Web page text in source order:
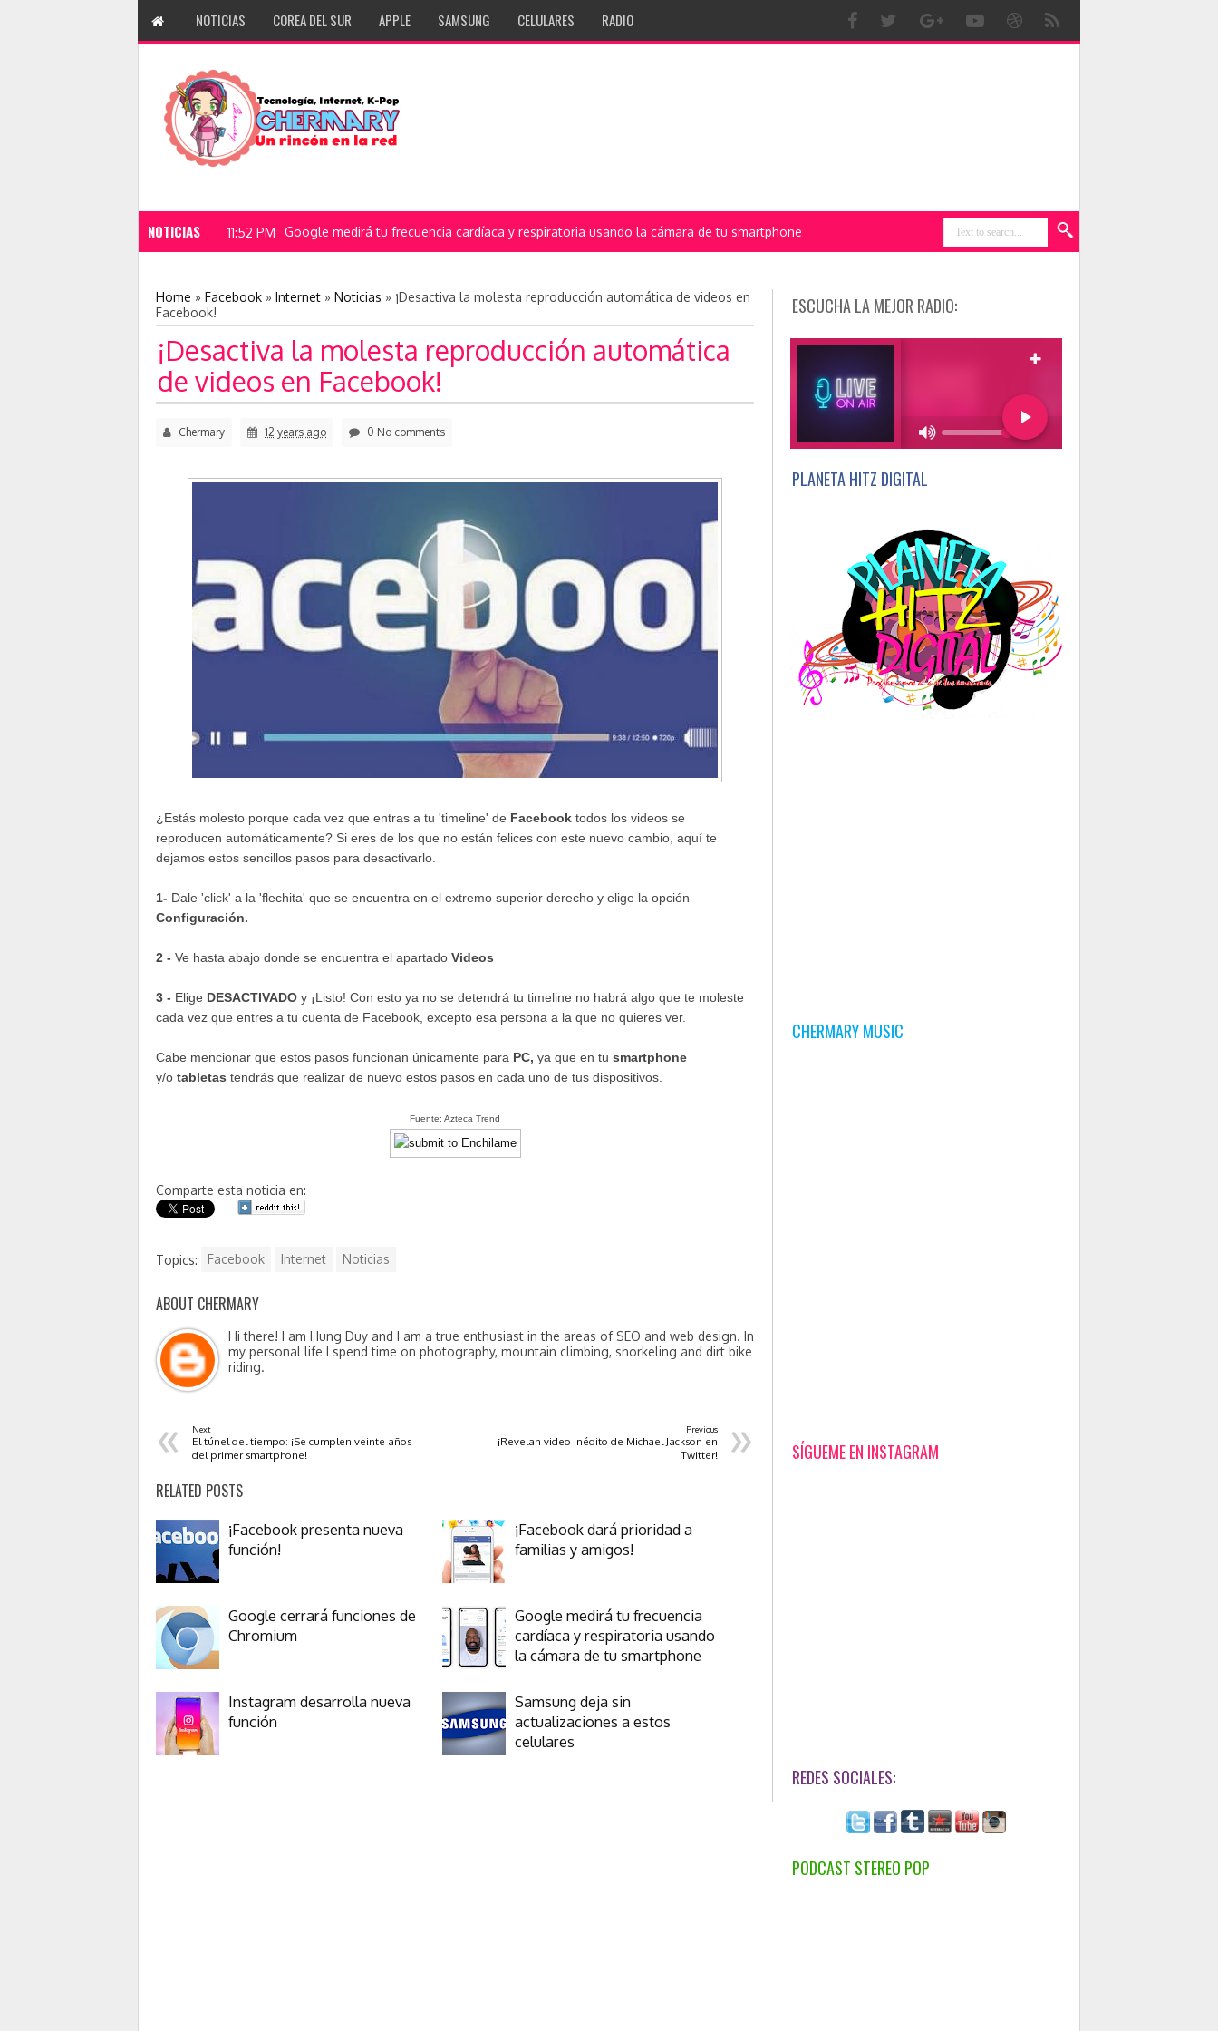
NOTICIAS COREA DEL SUR APPLE SAMSUNG CELULARES RADIO
NOTICIAS 11
Home » Facebook » Internet » Noticias » ¡Desactiva la molesta reproducción automática de videos en
Facebook!
¡Desactiva la molesta reproducción automática
de videos en Facebook!
Chermary 12 years ago 0 No comments
¿Estás molesto porque cada vez que entras a tu 'timeline' de Facebook todos los videos se
reproducen automáticamente? Si eres de los que no están felices con este nuevo cambio, aquí te
dejamos estos sencillos pasos para desactivarlo.
1- Dale 'click' a la 'flechita' que se encuentra en el extremo superior derecho y elige la opción
Configuración.
2 - Ve hasta abajo donde se encuentra el apartado Videos
3 - Elige DESACTIVADO y ¡Listo! Con esto ya no se detendrá tu timeline no habrá algo que te moleste
cada vez que entres a tu cuenta de Facebook, excepto esa persona a la que no quieres ver.
Cabe mencionar que estos pasos funcionan únicamente para PC, ya que en tu smartphone
y/o tabletas tendrás que realizar de nuevo estos pasos en cada uno de tus dispositivos.
Fuente: Azteca Trend
Comparte esta noticia en:
Topics: Facebook Internet Noticias
ABOUT CHERMARY
Hi there! I am Hung Duy and I am a true enthusiast in the areas of SEO and web design. In
my personal life I spend time on photography, mountain climbing, snorkeling and dirt bike
riding.
« Next
El túnel del tiempo: ¡Se cumplen veinte años
del primer smartphone!
»
Previous
¡Revelan video inédito de Michael Jackson en
Twitter!
RELATED POSTS
¡Facebook presenta nueva
función!
¡Facebook dará prioridad a
familias y amigos!
Google cerrará funciones de
Chromium
Google medirá tu frecuencia
cardíaca y respiratoria usando
la cámara de tu smartphone
Instagram desarrolla nueva
función
Samsung deja sin
actualizaciones a estos
celulares
ESCUCHA LA MEJOR RADIO:
PLANETA HITZ DIGITAL
CHERMARY MUSIC
SÍGUEME EN INSTAGRAM
REDES SOCIALES:
PODCAST STEREO POP